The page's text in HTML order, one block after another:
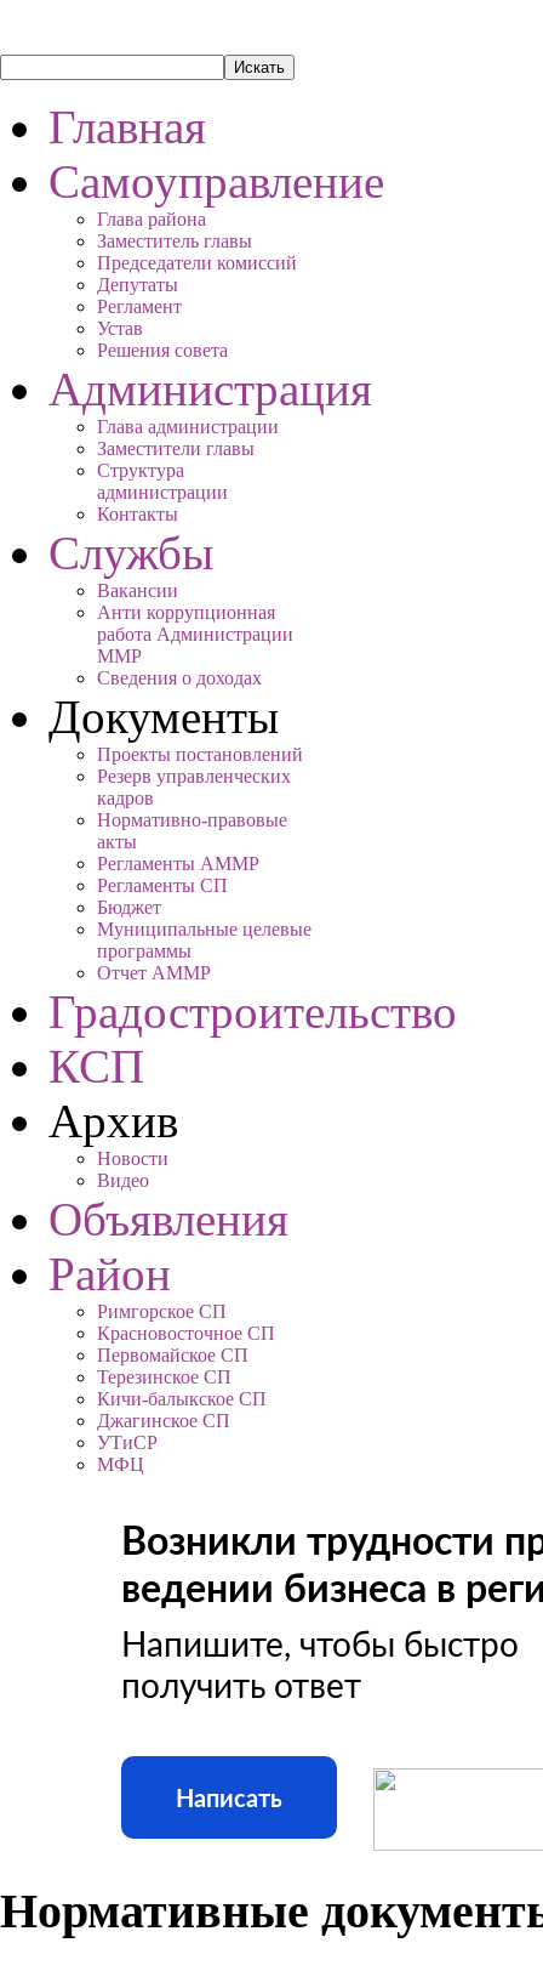
Главная
Самоуправление
Глава района
Заместитель главы
Председатели комиссий
Депутаты
Регламент
Устав
Решения совета
Администрация
Глава администрации
Заместители главы
Структура
администрации
Контакты
Службы
Вакансии
Анти коррупционная
работа Администрации
ММР
Сведения о доходах
Документы
Проекты постановлений
Резерв управленческих
кадров
Нормативно-правовые
акты
Регламенты АММР
Регламенты СП
Бюджет
Муниципальные целевые
программы
Отчет АММР
Градостроительство
КСП
Архив
Новости
Видео
Объявления
Район
Римгорское СП
Красновосточное СП
Первомайское СП
Терезинское СП
Кичи-балыкское СП
Джагинское СП
УТиСР
МФЦ
Возникли трудности
ведении бизнеса в
Напишите, чтобы быстро
получить ответ
Написать
Нормативные